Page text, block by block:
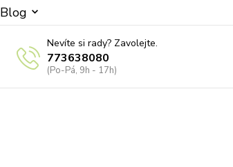
Blog
Nevíte si rady? Zavolejte.
773638080
(Po-Pá, 9h - 17h)